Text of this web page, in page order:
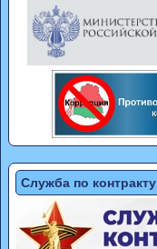
Служба по контракту